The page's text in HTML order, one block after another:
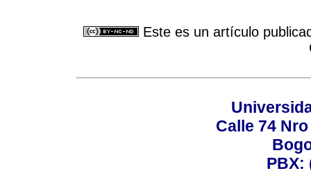
Este es un artículo
Calle 74
PBX: